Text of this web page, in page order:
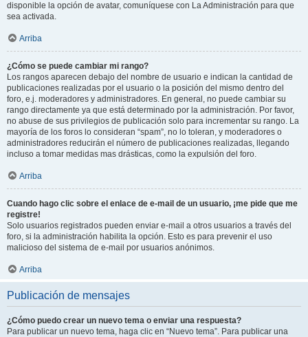
disponible la opción de avatar, comuníquese con La Administración para que
sea activada.
Arriba
¿Cómo se puede cambiar mi rango?
Los rangos aparecen debajo del nombre de usuario e indican la cantidad de
publicaciones realizadas por el usuario o la posición del mismo dentro del
foro, e.j. moderadores y administradores. En general, no puede cambiar su
rango directamente ya que está determinado por la administración. Por favor,
no abuse de sus privilegios de publicación solo para incrementar su rango. La
mayoría de los foros lo consideran “spam”, no lo toleran, y moderadores o
administradores reducirán el número de publicaciones realizadas, llegando
incluso a tomar medidas mas drásticas, como la expulsión del foro.
Arriba
Cuando hago clic sobre el enlace de e-mail de un usuario, ¡me pide que me
registre!
Solo usuarios registrados pueden enviar e-mail a otros usuarios a través del
foro, si la administración habilita la opción. Esto es para prevenir el uso
malicioso del sistema de e-mail por usuarios anónimos.
Arriba
Publicación de mensajes
¿Cómo puedo crear un nuevo tema o enviar una respuesta?
Para publicar un nuevo tema, haga clic en “Nuevo tema”. Para publicar una